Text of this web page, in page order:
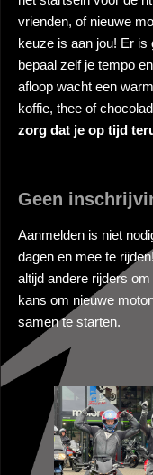
vrienden, of nieuwe
keuze is aan jou! Er is
bepaal zelf je tempo
afloop wacht een
koffie, thee of
zorg dat je op tijd
Geen
Aanmelden is niet
dagen en mee te
altijd andere rijders
kans om nieuwe
samen te starten.